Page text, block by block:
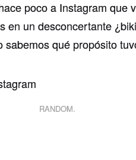
poco a Instagram que
en un desconcertante
qué propósito
RANDOM.